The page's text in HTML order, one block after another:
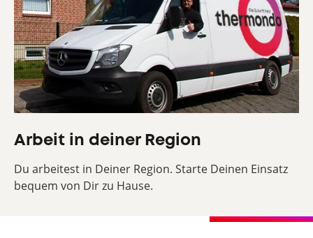
Arbeit in deiner Region
Du arbeitest in Deiner Region. Starte Deinen Einsatz
bequem von Dir zu Hause.